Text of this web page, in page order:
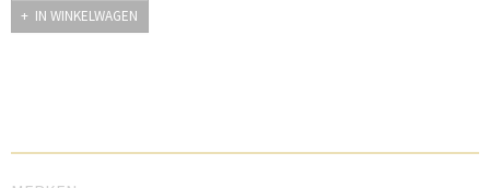
IN WINKELWAGEN